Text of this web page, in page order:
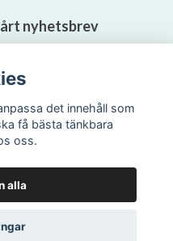
nyhetsbrev
det innehåll som
få bästa tänkbara
oss.
alla